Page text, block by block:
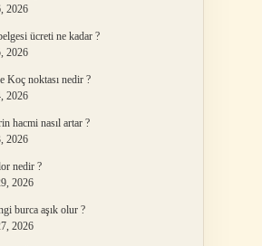
2026
ücreti ne kadar ?
2026
Koç noktası nedir ?
2026
hacmi nasıl artar ?
2026
nedir ?
2026
burca aşık olur ?
2026